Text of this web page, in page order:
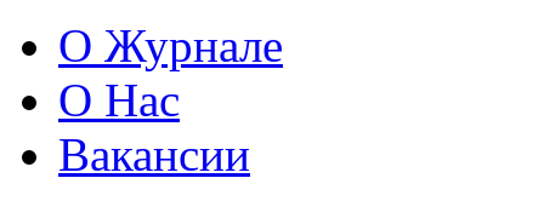
О Журнале
О Нас
Вакансии